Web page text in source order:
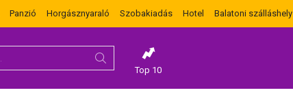
Panzió Horgásznyaraló Szobakiadás Hotel Balatoni szálláshely
Top 10